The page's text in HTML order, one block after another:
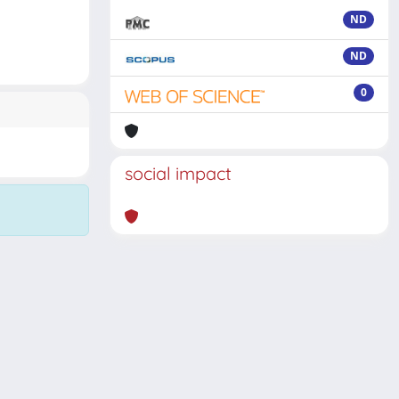
ND
ND
0
social impact